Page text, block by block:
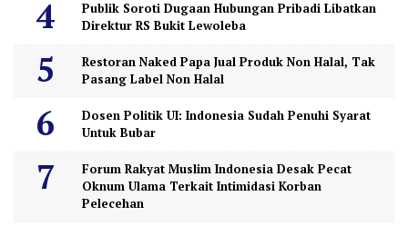
Publik Soroti Dugaan Hubungan Pribadi Libatkan
Direktur RS Bukit Lewoleba
Restoran Naked Papa Jual Produk Non Halal, Tak
Pasang Label Non Halal
Dosen Politik UI: Indonesia Sudah Penuhi Syarat
Untuk Bubar
Forum Rakyat Muslim Indonesia Desak Pecat
Oknum Ulama Terkait Intimidasi Korban
Pelecehan